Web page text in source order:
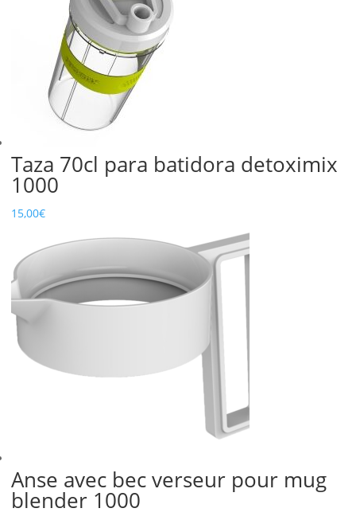
Taza 70cl para batidora detoximix
1000
15,00€
Anse avec bec verseur pour mug
blender 1000